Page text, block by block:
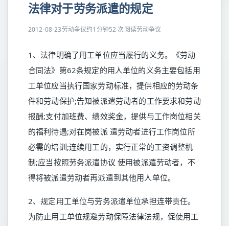
法律对于劳务派遣的规定
2012-08-23劳动争议约1分钟52 次阅读劳动争议
1、法律明确了用工单位应当履行的义务。《劳动
合同法》第62条规定的用人单位的义务主要包括用
工单位应当执行国家劳动标准，提供相应的劳动条
件和劳动保护;告知被派遣劳动者的工作要求和劳动
报酬;支付加班费、绩效奖金，提供与工作岗位相关
的福利待遇;对在岗被派 遣劳动者进行工作岗位所
必需的培训;连续用工的，实行正常的工资调整机
制;应当按照劳务派遣协议 使用被派遣劳动者，不
得将被派遣劳动者再派遣到其他用人单位。
2、规定用工单位与劳务派遣单位承担连带责任。
为防止用工单位规避劳动保障法律法规，促使用工